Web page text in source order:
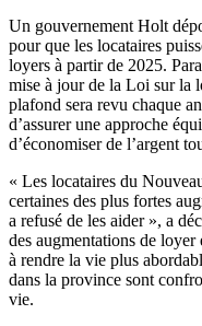
Un gouvernement Holt
pour que les locataires
loyers à partir de 2025.
mise à jour de la Loi sur la
plafond sera revu chaque
d’assurer une approche
d’économiser de l’argent
« Les locataires du
certaines des plus fortes
a refusé de les aider », a
des augmentations de loyer
à rendre la vie plus
dans la province sont
vie.